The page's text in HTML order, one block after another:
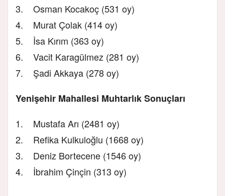
3. Osman Kocakoç (531 oy)
4. Murat Çolak (414 oy)
5. İsa Kırım (363 oy)
6. Vacit Karagülmez (281 oy)
7. Şadi Akkaya (278 oy)
Yenişehir Mahallesi Muhtarlık Sonuçları
1. Mustafa Arı (2481 oy)
2. Refika Kulkuloğlu (1668 oy)
3. Deniz Bortecene (1546 oy)
4. İbrahim Çinçin (313 oy)